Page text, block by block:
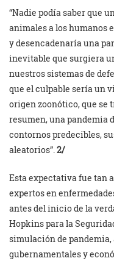
“Nadie podía saber que
animales a los humanos
y desencadenaría una
inevitable que surgiera
nuestros sistemas de
que el culpable sería un
origen zoonótico, que se
resumen, una pandemia
contornos predecibles,
aleatorios”.2/
Esta expectativa fue tan
expertos en
antes del inicio de la
Hopkins para la
simulación de
gubernamentales y